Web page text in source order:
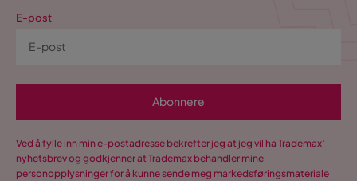
E-post
Abonnere
Ved å fylle inn min e-postadresse bekrefter jeg at jeg vil ha Trademax’
nyhetsbrev og godkjenner at Trademax behandler mine
personopplysninger for å kunne sende meg markedsføringsmateriale